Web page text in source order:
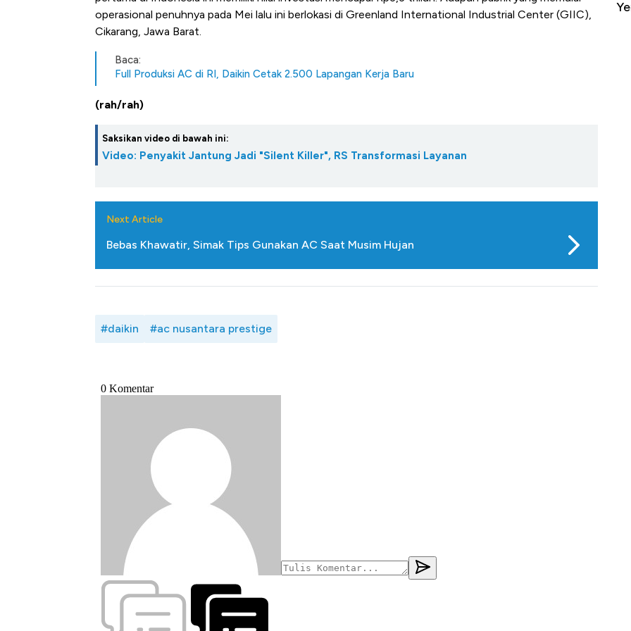
operasional penuhnya pada Mei lalu ini berlokasi di Greenland International Industrial Center (GIIC),
Cikarang, Jawa Barat.
Baca:
Full Produksi AC di RI, Daikin Cetak 2.500 Lapangan Kerja Baru
(rah/rah)
Saksikan video di bawah ini:
Video: Penyakit Jantung Jadi "Silent Killer", RS Transformasi Layanan
Next Article
Bebas Khawatir, Simak Tips Gunakan AC Saat Musim Hujan
#daikin #ac nusantara prestige
Ada Jawa!
Yen - Ringgit Kompak Menguat